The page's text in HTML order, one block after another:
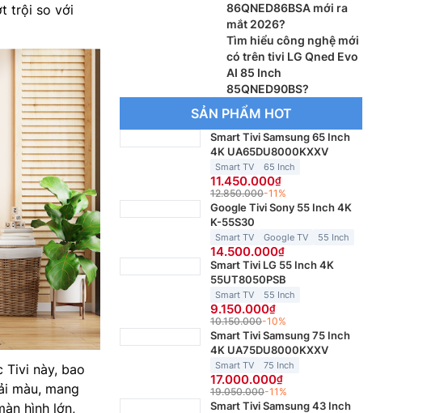
trội so với
Tivi này, bao
màu, mang
hình lớn,
86QNED86BSA mới ra
mắt 2026?
Tìm hiểu công nghệ mới
có trên tivi LG Qned Evo
AI 85 Inch
85QNED90BS?
SẢN PHẨM HOT
Smart Tivi Samsung 65 Inch
4K UA65DU8000KXXV
Smart TV 65 Inch
11.450.000
12.850.000-11%
Google Tivi Sony 55 Inch 4K
K-55S30
Smart TV Google TV 55 Inch
14.500.000
Smart Tivi LG 55 Inch 4K
55UT8050PSB
Smart TV 55 Inch
9.150.000
10.150.000-10%
Smart Tivi Samsung 75 Inch
4K UA75DU8000KXXV
Smart TV 75 Inch
17.000.000
19.050.000-11%
Smart Tivi Samsung 43 Inch